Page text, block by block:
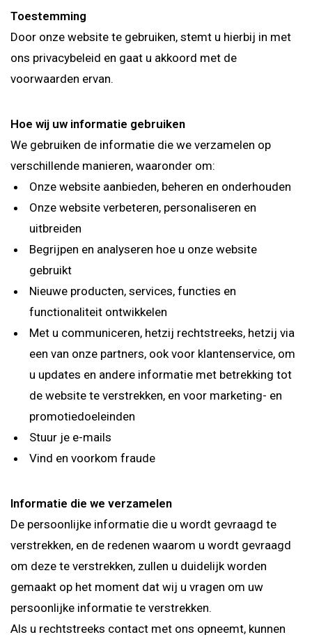
Toestemming
Door onze website te gebruiken, stemt u hierbij in met
ons privacybeleid en gaat u akkoord met de
voorwaarden ervan.
Hoe wij uw informatie gebruiken
We gebruiken de informatie die we verzamelen op
verschillende manieren, waaronder om:
Onze website aanbieden, beheren en onderhouden
Onze website verbeteren, personaliseren en
uitbreiden
Begrijpen en analyseren hoe u onze website
gebruikt
Nieuwe producten, services, functies en
functionaliteit ontwikkelen
Met u communiceren, hetzij rechtstreeks, hetzij via
een van onze partners, ook voor klantenservice, om
u updates en andere informatie met betrekking tot
de website te verstrekken, en voor marketing- en
promotiedoeleinden
Stuur je e-mails
Vind en voorkom fraude
Informatie die we verzamelen
De persoonlijke informatie die u wordt gevraagd te
verstrekken, en de redenen waarom u wordt gevraagd
om deze te verstrekken, zullen u duidelijk worden
gemaakt op het moment dat wij u vragen om uw
persoonlijke informatie te verstrekken.
Als u rechtstreeks contact met ons opneemt, kunnen